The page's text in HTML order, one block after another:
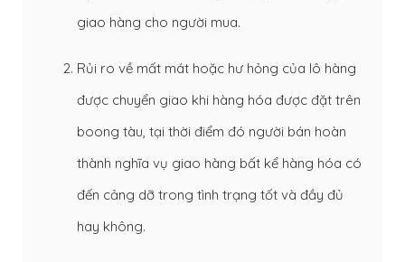
giao hàng cho người mua.
Rủi ro về mất mát hoặc hư hỏng của lô hàng
được chuyển giao khi hàng hóa được đặt trên
boong tàu, tại thời điểm đó người bán hoàn
thành nghĩa vụ giao hàng bất kể hàng hóa có
đến cảng dỡ trong tình trạng tốt và đầy đủ
hay không.